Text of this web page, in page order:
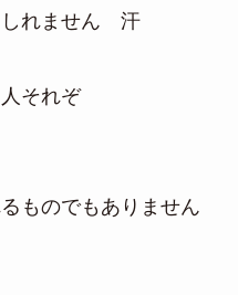
しれません 汗
それぞ
ものでもありません